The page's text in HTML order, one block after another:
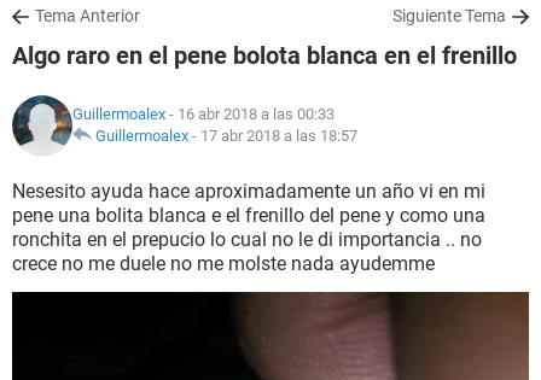
SALUD
FAMILIA
NUTRICIÓN
BIENESTAR
SEXUALIDAD
Tema Anterior Siguiente Tema
Algo raro en el pene bolota blanca en el frenillo
Guillermoalex - 16 abr 2018 a las 00:33
Guillermoalex - 17 abr 2018 a las 18:57
Nesesito ayuda hace aproximadamente un año vi en mi
pene una bolita blanca e el frenillo del pene y como una
ronchita en el prepucio lo cual no le di importancia .. no
crece no me duele no me molste nada ayudemme